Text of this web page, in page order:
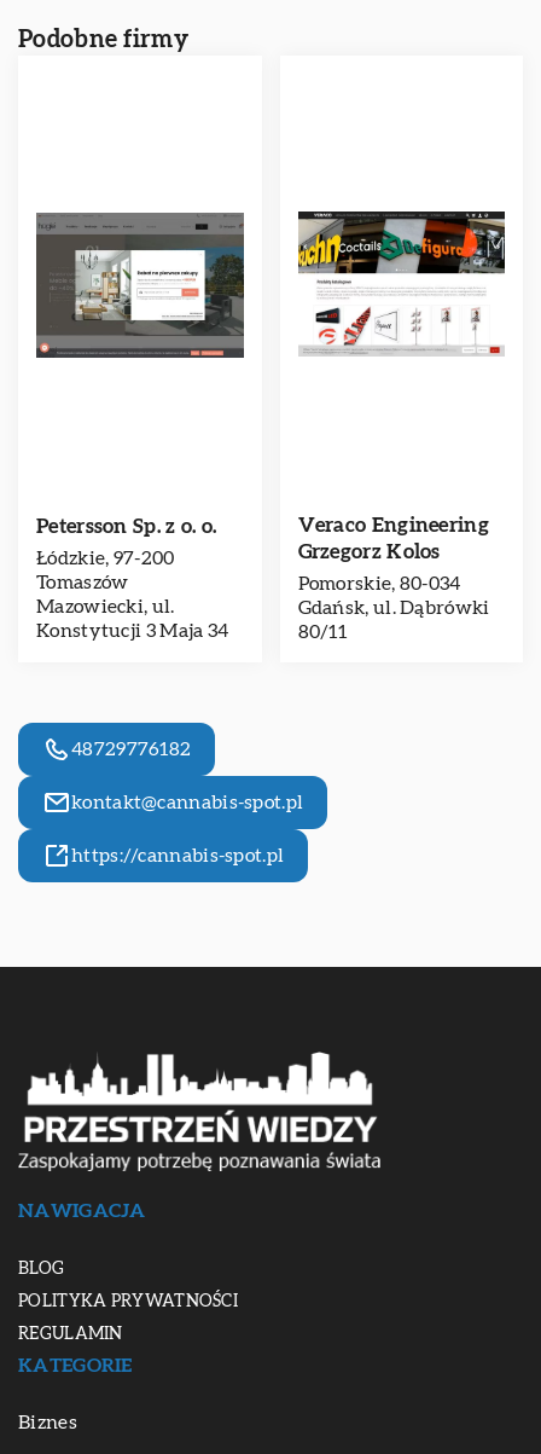
Podobne firmy
Petersson Sp. z o. o.
Łódzkie, 97-200
Tomaszów
Mazowiecki, ul.
Konstytucji 3 Maja 34
Veraco Engineering
Grzegorz Kolos
Pomorskie, 80-034
Gdańsk, ul. Dąbrówki
80/11
48729776182
kontakt@cannabis-spot.pl
https://cannabis-spot.pl
NAWIGACJA
BLOG
POLITYKA PRYWATNOŚCI
REGULAMIN
KATEGORIE
Biznes